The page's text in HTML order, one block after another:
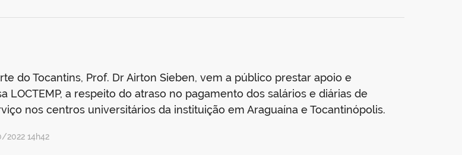
do Tocantins, Prof. Dr Airton Sieben, vem a público prestar apoio e
a respeito do atraso no pagamento dos salários e diárias de
nos centros universitários da instituição em Araguaína e Tocantinópolis.
2022 14h42